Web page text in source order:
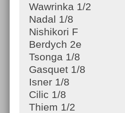
Wawrinka 1/2
Nadal 1/8
Nishikori F
Berdych 2e
Tsonga 1/8
Gasquet 1/8
Isner 1/8
Cilic 1/8
Thiem 1/2